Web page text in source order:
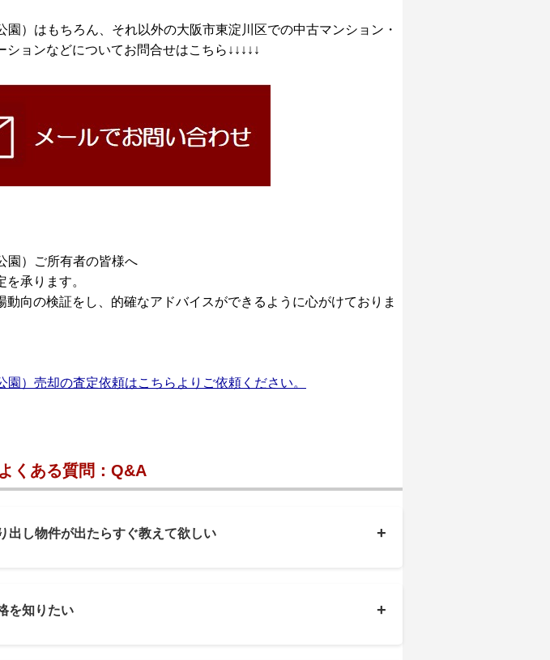
）はもちろん、それ以外の大阪市東淀川区での中古マンション・
ョンなどについてお問合せはこちら↓↓↓↓↓
園）ご所有者の皆様へ
承ります。
動向の検証をし、的確なアドバイスができるように心がけておりま
）売却の査定依頼はこちらよりご依頼ください。
くある質問：Q&A
出し物件が出たらすぐ教えて欲しい +
を知りたい +